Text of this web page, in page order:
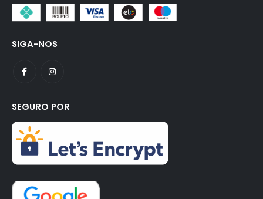
SIGA-NOS
SEGURO POR